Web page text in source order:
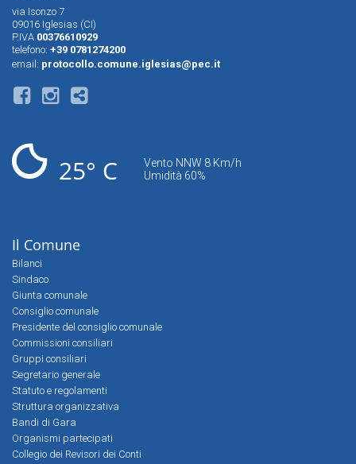
via Isonzo 7
09016 Iglesias (CI)
P.IVA 00376610929
telefono: +39 0781274200
email: protocollo.comune.iglesias@pec.it
25° C
Vento NNW 8 Km/h
Umidità 60%
Il Comune
Bilanci
Sindaco
Giunta comunale
Consiglio comunale
Presidente del consiglio comunale
Commissioni consiliari
Gruppi consiliari
Segretario generale
Statuto e regolamenti
Struttura organizzativa
Bandi di Gara
Organismi partecipati
Collegio dei Revisori dei Conti